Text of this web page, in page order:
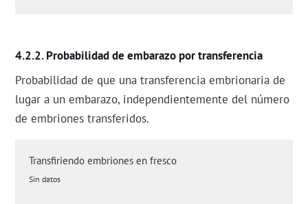
Probabilidad de embarazo por transferencia
Probabilidad de que una transferencia embrionaria de
lugar a un embarazo, independientemente del número
de embriones transferidos.
Transfiriendo embriones en fresco
Sin datos